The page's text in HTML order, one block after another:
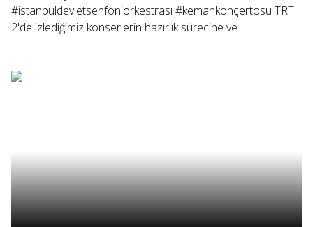
#istanbuldevletsenfoniorkestrası #kemankonçertosu TRT
2'de izlediğimiz konserlerin hazırlık sürecine ve...